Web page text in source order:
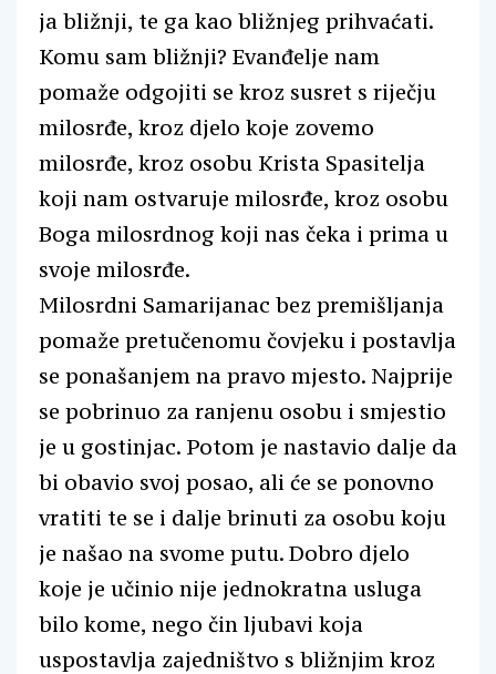
ja bližnji, te ga kao bližnjeg prihvaćati.
Komu sam bližnji? Evanđelje nam
pomaže odgojiti se kroz susret s riječju
milosrđe, kroz djelo koje zovemo
milosrđe, kroz osobu Krista Spasitelja
koji nam ostvaruje milosrđe, kroz osobu
Boga milosrdnog koji nas čeka i prima u
svoje milosrđe.
Milosrdni Samarijanac bez premišljanja
pomaže pretučenomu čovjeku i postavlja
se ponašanjem na pravo mjesto. Najprije
se pobrinuo za ranjenu osobu i smjestio
je u gostinjac. Potom je nastavio dalje da
bi obavio svoj posao, ali će se ponovno
vratiti te se i dalje brinuti za osobu koju
je našao na svome putu. Dobro djelo
koje je učinio nije jednokratna usluga
bilo kome, nego čin ljubavi koja
uspostavlja zajedništvo s bližnjim kroz